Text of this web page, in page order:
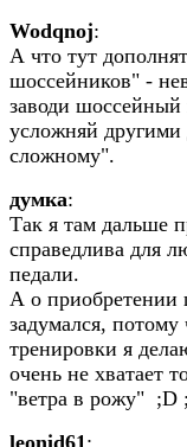
Wodqnoj:
А что тут
шоссейников" -
заводи
усложняй
сложному".
думка:
Так я там дальше
справедлива для
педали.
А о приобретении
задумался,
тренировки я
очень не хватает
"ветра в рожу" ;D
leonid61 :